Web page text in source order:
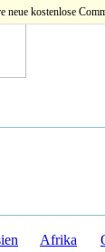
neue kostenlose
Afrika